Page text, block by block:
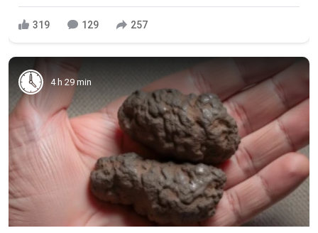
319 129 257
4 h 29 min